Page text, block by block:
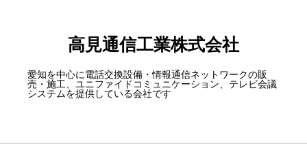
高見通信工業株式会社
愛知を中心に電話交換設備・情報通信ネットワークの販
売・施工、ユニファイドコミュニケーション、テレビ会議
システムを提供している会社です